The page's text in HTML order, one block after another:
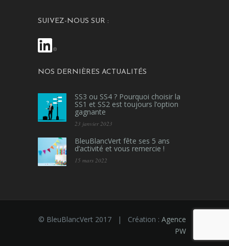
SUIVEZ-NOUS SUR :
NOS DERNIÈRES ACTUALITÉS
SS3 ou SS4 ? Pourquoi choisir la
SS1 et SS2 est toujours l’option
gagnante
23 janvier 2023
BleuBlancVert fête ses 5 ans
d’activité et vous remercie !
15 mars 2022
© BleuBlancVert 2017 | Création : Agence
PW